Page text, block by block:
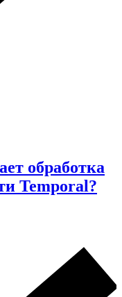
обработка
Temporal?